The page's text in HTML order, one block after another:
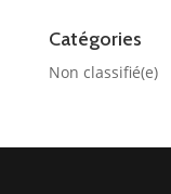
Catégories
Non classifié(e)